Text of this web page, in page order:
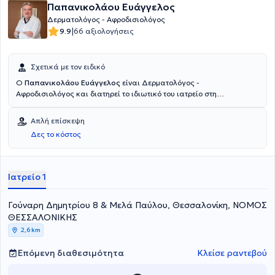
Παπανικολάου Ευάγγελος
Δερματολόγος - Αφροδισιολόγος
9.9|66 αξιολογήσεις
Σχετικά με τον ειδικό
Ο Παπανικολάου Ευάγγελος είναι Δερματολόγος -
Αφροδισιολόγος και διατηρεί το ιδιωτικό του ιατρείο στη
Δημοκρίτειου Πανεπιστήμιου και κάτοχος Μεταπτυχιακού Τίτλου
Σπουδών. Ο ιατρός ειδικεύτηκε στη Δερματολογία στο Νοσοκομείο
Αφροδίσιων και Δερματικών Νόσων Θεσσαλονίκης ενώ στο ιατρείο
του αναλαμβάνει πλήθος περιστατικών που άπτονται όλου του
Απλή επίσκεψη
Δες το κόστος
Ιατρείο 1
Γούναρη Δημητρίου 8 & Μελά Παύλου, Θεσσαλονίκη, ΝΟΜΟΣ
ΘΕΣΣΑΛΟΝΙΚΗΣ
2,6 km
Επόμενη διαθεσιμότητα Κλείσε ραντεβού